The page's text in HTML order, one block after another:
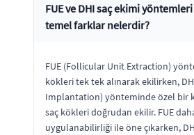
FUE ve DHI saç ekimi
temel farklar nelerdir?
FUE (Follicular Unit Extraction)
kökleri tek tek alınarak ekilirken,
Implantation) yönteminde özel bir
saç kökleri doğrudan ekilir. FUE
uygulanabilirliği ile öne çıkarken,